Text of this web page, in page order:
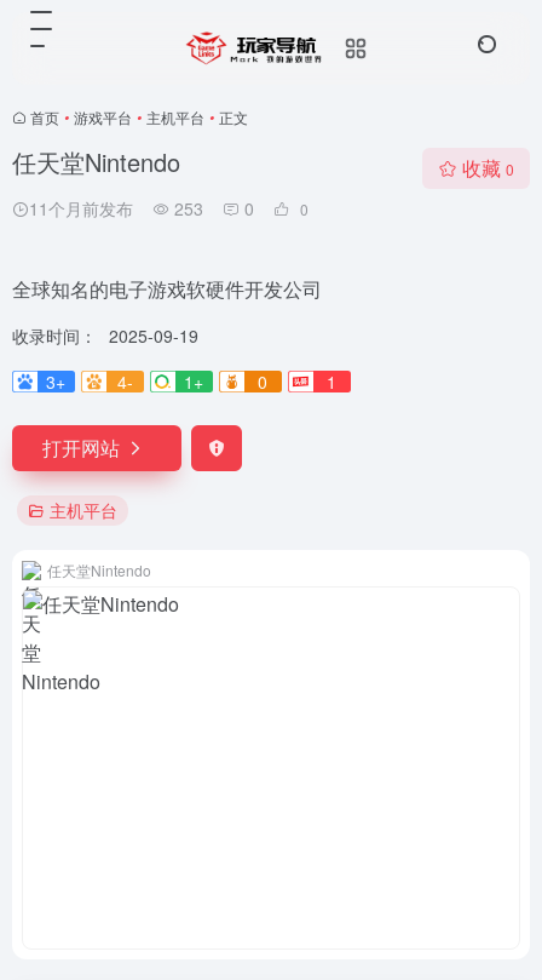
首页 • 游戏平台 • 主机平台 • 正文
任天堂Nintendo
11个月前发布 253 0 0
收藏 0
全球知名的电子游戏软硬件开发公司
收录时间：
2025-09-19
3+
4- 1+ 0 1
打开网站
主机平台
任天堂Nintendo